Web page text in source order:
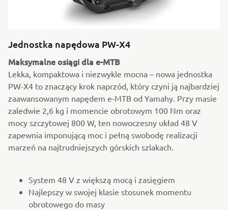
Jednostka napędowa PW-X4
Maksymalne osiągi dla e-MTB
Lekka, kompaktowa i niezwykle mocna – nowa jednostka
PW-X4 to znaczący krok naprzód, który czyni ją najbardziej
zaawansowanym napędem e-MTB od Yamahy. Przy masie
zaledwie 2,6 kg i momencie obrotowym 100 Nm oraz
mocy szczytowej 800 W, ten nowoczesny układ 48 V
zapewnia imponującą moc i pełną swobodę realizacji
marzeń na najtrudniejszych górskich szlakach.
System 48 V z większą mocą i zasięgiem
Najlepszy w swojej klasie stosunek momentu
obrotowego do masy